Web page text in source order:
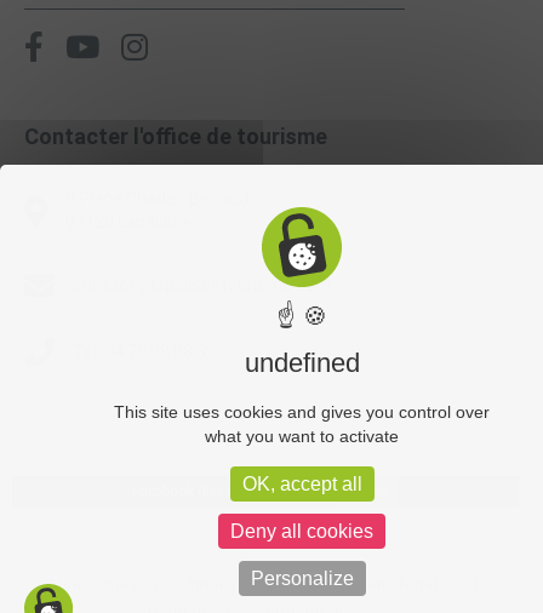
Contacter l'office de tourisme
contact@lapalissetourisme.com
Facebook (like box) is disabled. Allow
Liens utiles Administration
Mentions légales
☝ 🍪
undefined
This site uses cookies and gives you control over
what you want to activate
OK, accept all
Deny all cookies
Personalize